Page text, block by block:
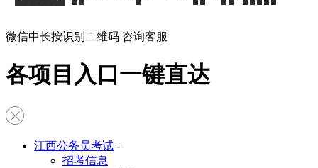
微信中长按识别二维码 咨询客服
各项目入口一键直达
江西公务员考试 -
招考信息